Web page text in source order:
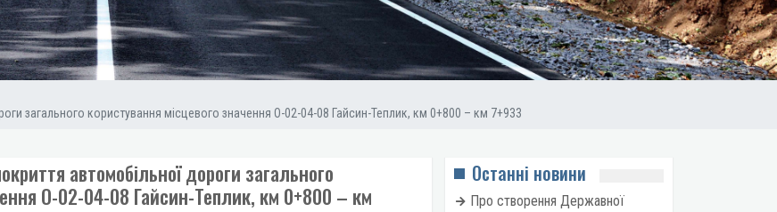
загального користування місцевого значення О-02-04-08 Гайсин-Теплик, км 0+800 – км 7+933
автомобільної дороги загального
О-02-04-08 Гайсин-Теплик, км 0+800 – км
Останні новини
Про створення Державної